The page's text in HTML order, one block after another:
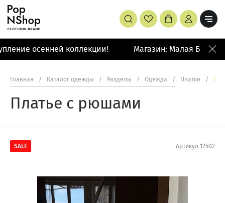
осенней коллекции! Магазин: Малая
Главная / Каталог одежды / Разделы / Одежда / Платья /
Платье с рюшами
SALE Артикул 12502